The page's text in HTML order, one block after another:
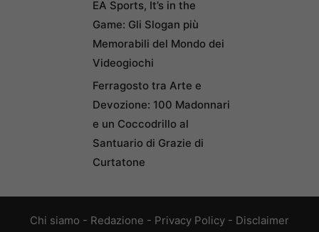
EA Sports, It’s in the
Game: Gli Slogan più
Memorabili del Mondo dei
Videogiochi
Ferragosto tra Arte e
Devozione: 100 Madonnari
e un Coccodrillo al
Santuario di Grazie di
Curtatone
Chi siamo - Redazione - Privacy Policy - Disclaimer